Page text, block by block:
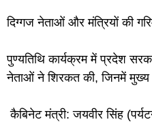
दिग्गज नेताओं और मंत्रियों की
पुण्यतिथि कार्यक्रम में प्रदेश
नेताओं ने शिरकत की, जिनमें
कैबिनेट मंत्री: जयवीर सिंह